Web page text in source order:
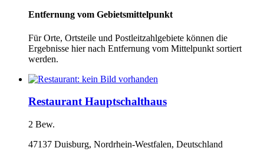
Entfernung vom Gebietsmittelpunkt
Für Orte, Ortsteile und Postleitzahlgebiete können die
Ergebnisse hier nach Entfernung vom Mittelpunkt sortiert
werden.
Restaurant Hauptschalthaus
2 Bew.
47137 Duisburg, Nordrhein-Westfalen, Deutschland